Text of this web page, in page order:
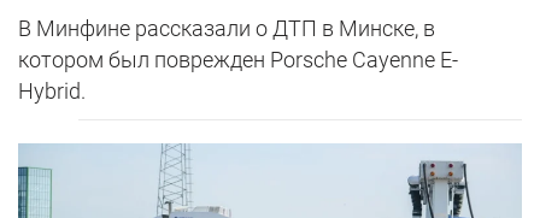
В Минфине рассказали о ДТП в Минске, в
котором был поврежден Porsche Cayenne E-
Hybrid.